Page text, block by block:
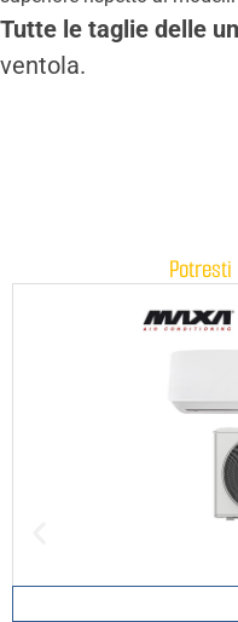
Tutte le taglie delle
ventola.